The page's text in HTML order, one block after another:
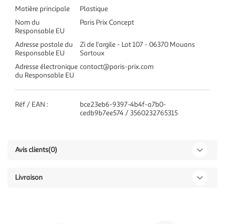
Matière principale
Plastique
Nom du
Responsable EU
Paris Prix Concept
Adresse postale du
Responsable EU
Zi de l'argile - Lot 107 - 06370 Mouans
Sartoux
Adresse électronique
du Responsable EU
contact@paris-prix.com
Réf / EAN :
bce23eb6-9397-4b4f-a7b0-
cedb9b7ee574 / 3560232765315
Avis clients(0)
Livraison